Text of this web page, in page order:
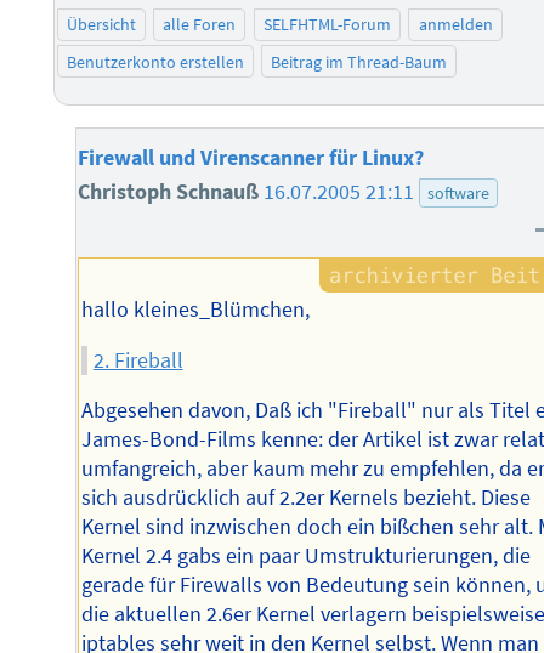
Übersicht alle Foren SELFHTML-Forum
anmelden
Benutzerkonto erstellen
Beitrag im Thread-Baum
Firewall und Virenscanner für Linux?
Christoph Schnauß 16.07.2005 21:11 software
hallo kleines_Blümchen,
2. Fireball
Abgesehen davon, Daß ich "Fireball" nur als Titel
James-Bond-Films kenne: der Artikel ist zwar
umfangreich, aber kaum mehr zu empfehlen, da
sich ausdrücklich auf 2.2er Kernels bezieht. Diese
Kernel sind inzwischen doch ein bißchen sehr alt.
Kernel 2.4 gabs ein paar Umstrukturierungen, die
gerade für Firewalls von Bedeutung sein können,
die aktuellen 2.6er Kernel verlagern
iptables sehr weit in den Kernel selbst. Wenn man